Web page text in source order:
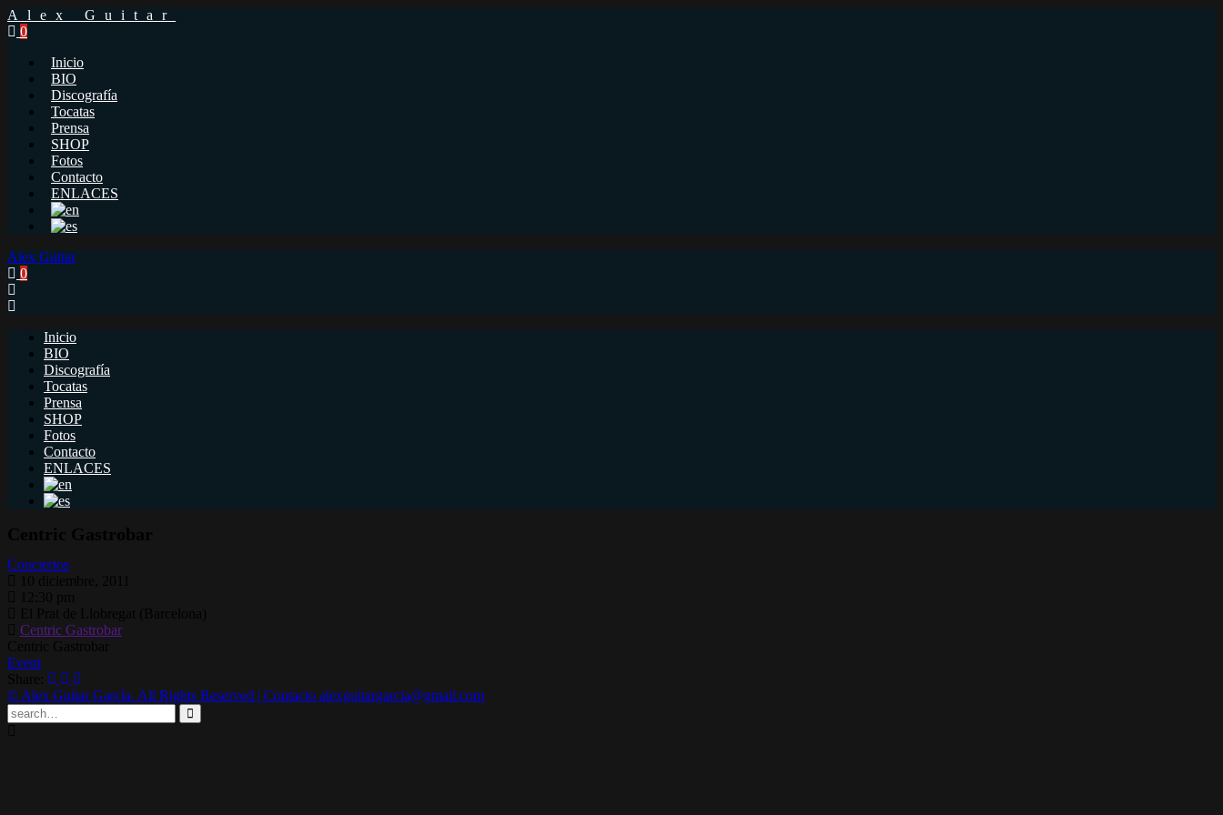
Alex Guitar
0
Inicio
BIO
Discografía
Tocatas
Prensa
SHOP
Fotos
Contacto
ENLACES
Alex Guitar
0
Inicio
BIO
Discografía
Tocatas
Prensa
SHOP
Fotos
Contacto
ENLACES
Conciertos
Centric Gastrobar
Event
© Alex Guitar García. All Rights Reserved | Contacto alexguitargarcia@gmail.com